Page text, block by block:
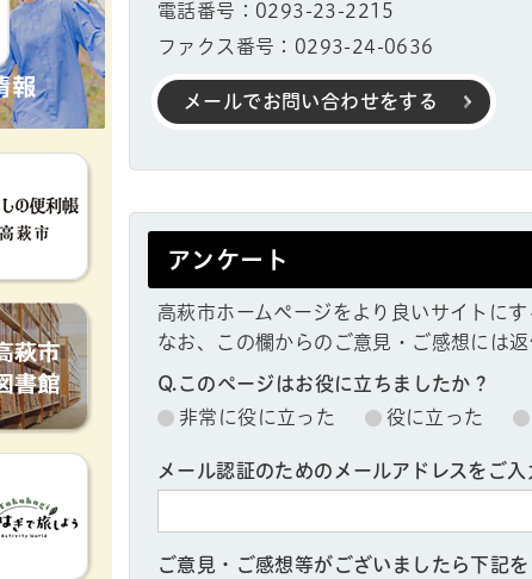
MyRideのるる 暮らしの便利帳
移住定住 高萩市図書館
高萩市YouTube公式チャンネル
たかはぎで旅しよう
電話番号：0293-23-2215
ファクス番号：0293-24-0636
メールでお問い合わせをする
アンケート
高萩市ホームページをより良いサイトに
なお、この欄からのご意見・ご感想には
Q.このページはお役に立ちましたか？
非常に役に立った
役に立った
メール認証のためのメールアドレスをご入
ご意見・ご感想等がございましたら下記を